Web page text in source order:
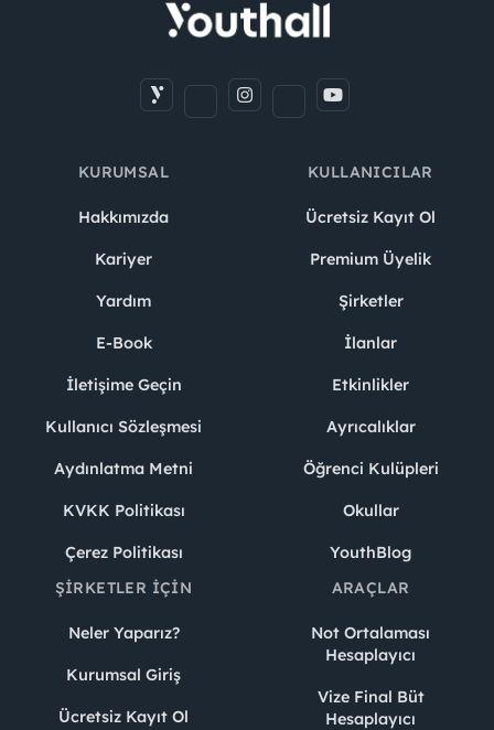
KURUMSAL
Hakkımızda
Kariyer
Yardım
E-Book
İletişime Geçin
Kullanıcı Sözleşmesi
Aydınlatma Metni
KVKK Politikası
Çerez Politikası
KULLANICILAR
Ücretsiz Kayıt Ol
Premium Üyelik
Şirketler
İlanlar
Etkinlikler
Ayrıcalıklar
Öğrenci Kulüpleri
Okullar
YouthBlog
ŞIRKETLER İÇIN
Neler Yaparız?
Kurumsal Giriş
Ücretsiz Kayıt Ol
ARAÇLAR
Not Ortalaması
Hesaplayıcı
Vize Final Büt
Hesaplayıcı